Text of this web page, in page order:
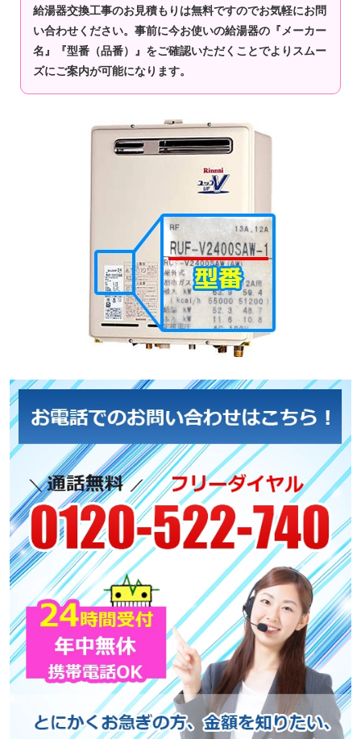
給湯器交換工事のお見積もりは無料ですのでお気軽にお問
い合わせください。事前に今お使いの給湯器の『メーカー
名』『型番（品番）』をご確認いただくことでよりスムー
ズにご案内が可能になります。